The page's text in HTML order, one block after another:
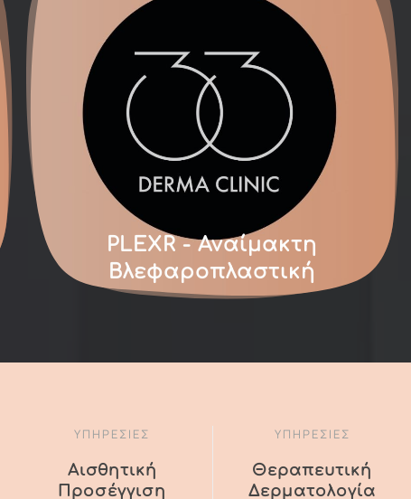
PLEXR - Αναίμακτη
Βλεφαροπλαστική
ΥΠΗΡΕΣΙΕΣ
Αισθητική
Προσέγγιση
ΥΠΗΡΕΣΙΕΣ
Θεραπευτική
Δερματολογία